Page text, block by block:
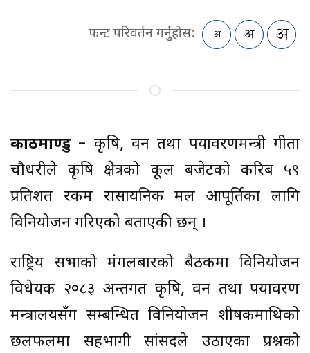
फन्ट परिवर्तन गर्नुहोस:
काठमाण्डु – कृषि, वन तथा पर्यावरणमन्त्री गीता
चौधरीले कृषि क्षेत्रको कूल बजेटको करिब ५९
प्रतिशत रकम रासायनिक मल आपूर्तिका लागि
विनियोजन गरिएको बताएकी छन् ।
राष्ट्रिय सभाको मंगलबारको बैठकमा विनियोजन
विधेयक २०८३ अन्तर्गत कृषि, वन तथा पर्यावरण
मन्त्रालयसँग सम्बन्धित विनियोजन शीर्षकमाथिको
छलफलमा सहभागी सांसदले उठाएका प्रश्नको